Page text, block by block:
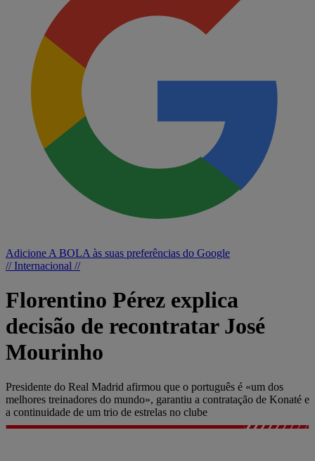
Adicione A BOLA às suas preferências do Google
// Internacional //
Florentino Pérez explica
decisão de recontratar José
Mourinho
Presidente do Real Madrid afirmou que o português é «um dos
melhores treinadores do mundo», garantiu a contratação de Konaté e
a continuidade de um trio de estrelas no clube